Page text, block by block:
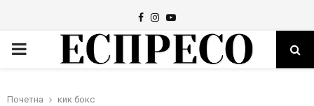
Facebook
Instagram
Youtube
PRIMARY
Почетна кик бокс